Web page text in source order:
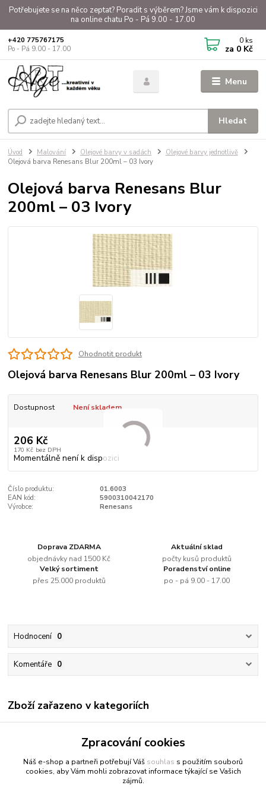
Potřebujete se na něco zeptat? Poradit s výběrem? Jsme vám k dispozici
na online chatu Po - Pá 9.00 - 17.00
Menu
Hledat
+420 775767175
Po - Pá 9.00 - 17.00
0 ks
za 0 Kč
Úvod Malování Olejové barvy v sadách
Olejové barvy jednotlivě
Olejová barva Renesans Blur 200ml – 03 Ivory
Olejová barva Renesans Blur
200ml – 03 Ivory
Ohodnotit produkt
Olejová barva Renesans Blur 200ml – 03 Ivory
Dostupnost Není skladem
206 Kč
170 Kč bez DPH
Momentálně není k dispozici
Číslo produktu:
01.6003
EAN kód:
5900310042170
Výrobce:
Renesans
Doprava ZDARMA
objednávky nad 1500 Kč
Aktuální sklad
počty kusů produktů
Velký sortiment
přes 25.000 produktů
Poradenství online
po - pá 9.00 - 17.00
Hodnocení 0
Komentáře 0
Zboží zařazeno v kategoriích
Olejové barvy jednotlivěZpracování cookies
Náš e-shop a partneři potřebují Váš souhlas s použitím souborů
cookies, aby Vám mohli zobrazovat informace týkající se Vašich
zájmů.